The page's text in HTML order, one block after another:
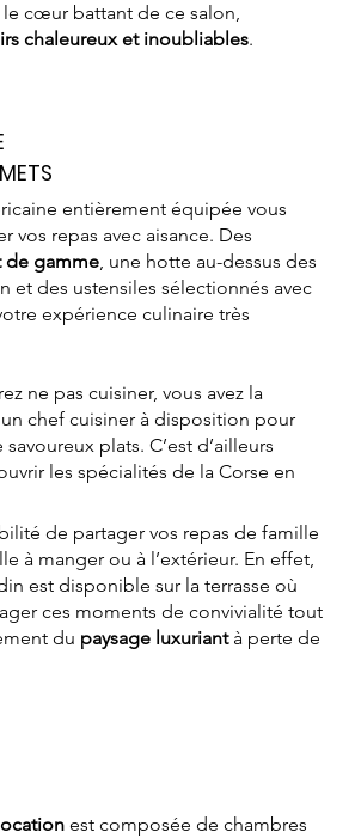
cœur battant de ce salon,
chaleureux et inoubliables.
entièrement équipée vous
vos repas avec aisance. Des
de gamme, une hotte au-dessus des
et des ustensiles sélectionnés avec
expérience culinaire très
ne pas cuisiner, vous avez la
chef cuisiner à disposition pour
plats. C’est d’ailleurs
les spécialités de la Corse en
de partager vos repas de famille
à manger ou à l’extérieur. En effet,
est disponible sur la terrasse où
ces moments de convivialité tout
du paysage luxuriantà perte de
est composée de chambres